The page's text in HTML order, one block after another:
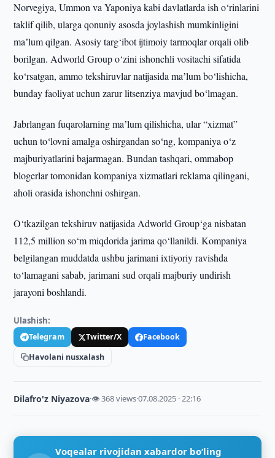
Norvegiya, Ummon va Yaponiya kabi davlatlarda ish o‘rinlarini
taklif qilib, ularga qonuniy asosda joylashish mumkinligini
maʼlum qilgan. Asosiy targ‘ibot ijtimoiy tarmoqlar orqali olib
borilgan. Adworld Group o‘zini ishonchli vositachi sifatida
ko‘rsatgan, ammo tekshiruvlar natijasida maʼlum bo‘lishicha,
bunday faoliyat uchun zarur litsenziya mavjud bo‘lmagan.
Jabrlangan fuqarolarning maʼlum qilishicha, ular “xizmat”
uchun to‘lovni amalga oshirgandan so‘ng, kompaniya o‘z
majburiyatlarini bajarmagan. Bundan tashqari, ommabop
blogerlar tomonidan kompaniya xizmatlari reklama qilingani,
aholi orasida ishonchni oshirgan.
O‘tkazilgan tekshiruv natijasida Adworld Group‘ga nisbatan
112,5 million so‘m miqdorida jarima qo‘llanildi. Kompaniya
belgilangan muddatda ushbu jarimani ixtiyoriy ravishda
to‘lamagani sabab, jarimani sud orqali majburiy undirish
jarayoni boshlandi.
Ulashish:
Telegram Twitter/X
Facebook
Havolani nusxalash
Dilafro'z Niyazova·👁 368 views·07.08.2025 · 22:16
Voqealar rivojidan xabardor bo‘ling